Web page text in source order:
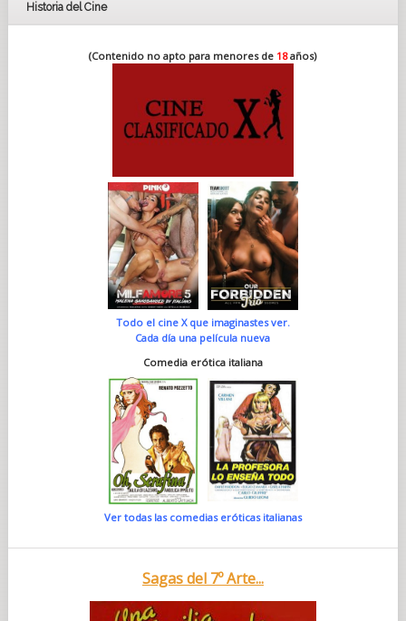
Historia del Cine
(Contenido no apto para menores de 18años)
Todo el cine X que imaginastes ver.
Cada día una película nueva
Comedia erótica italiana
Ver todas las comedias eróticas italianas
Sagas del 7º Arte...